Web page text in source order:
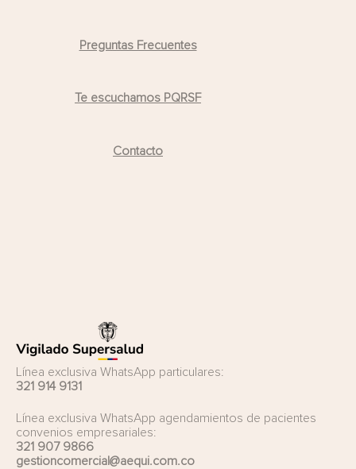
Preguntas Frecuentes
Te escuchamos PQRSF
Contacto
Línea exclusiva WhatsApp particulares:
321 914 9131
Línea exclusiva WhatsApp agendamientos de pacientes
convenios empresariales:
321 907 9866
gestioncomercial@aequi.com.co